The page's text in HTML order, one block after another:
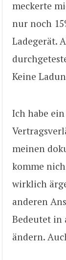
meckerte
nur noch
Ladegerät.
Keine
Ich habe
meinen
komme
wirklich
anderen
Bedeutet in
ändern.